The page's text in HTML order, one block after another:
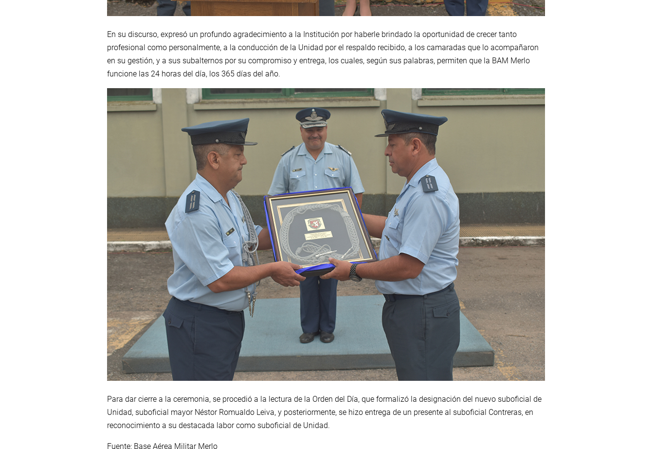
En su discurso, expresó un profundo agradecimiento a la Institución por haberle brindado la oportunidad de crecer tanto
profesional como personalmente, a la conducción de la Unidad por el respaldo recibido, a los camaradas que lo acompañaron
en su gestión, y a sus subalternos por su compromiso y entrega, los cuales, según sus palabras, permiten que la BAM Merlo
funcione las 24 horas del día, los 365 días del año.
Para dar cierre a la ceremonia, se procedió a la lectura de la Orden del Día, que formalizó la designación del nuevo suboficial de
Unidad, suboficial mayor Néstor Romualdo Leiva, y posteriormente, se hizo entrega de un presente al suboficial Contreras, en
reconocimiento a su destacada labor como suboficial de Unidad.
Fuente: Base Aérea Militar Merlo